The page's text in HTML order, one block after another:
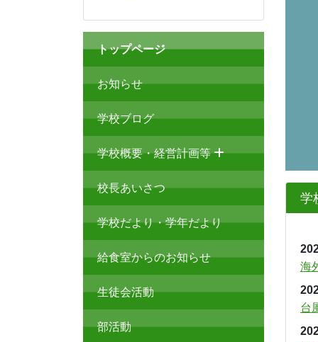
トップページ
お知らせ
学校ブログ
学校概要・経営計画等
校長あいさつ
学校だより・学年だより
給食室からのお知らせ
生徒会活動
部活動
学
海
台